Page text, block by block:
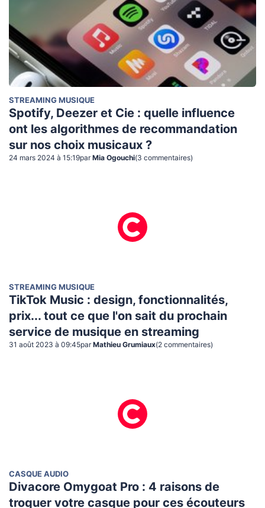
STREAMING MUSIQUE
Spotify, Deezer et Cie : quelle influence
ont les algorithmes de recommandation
sur nos choix musicaux ?
24 mars 2024 à 15:19par Mia Ogouchi(3 commentaires)
STREAMING MUSIQUE
TikTok Music : design, fonctionnalités,
prix... tout ce que l'on sait du prochain
service de musique en streaming
31 août 2023 à 09:45par Mathieu Grumiaux(2 commentaires)
CASQUE AUDIO
Divacore Omygoat Pro : 4 raisons de
troquer votre casque pour ces écouteurs